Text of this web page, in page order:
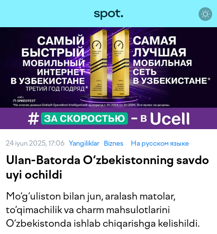
24 iyun 2025, 17:06 Yangiliklar Biznes На русском языке
Ulan-Batorda O‘zbekistonning savdo
uyi ochildi
Mo‘g‘uliston bilan jun, aralash matolar,
to‘qimachilik va charm mahsulotlarini
O‘zbekistonda ishlab chiqarishga kelishildi.